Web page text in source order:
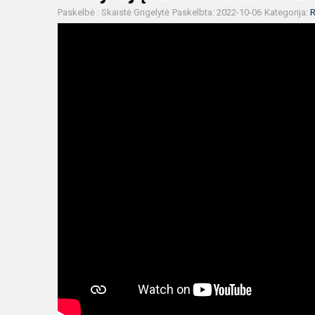
Paskelbė : Skaistė Grigelytė Paskelbta: 2022-10-06 Kategorija: